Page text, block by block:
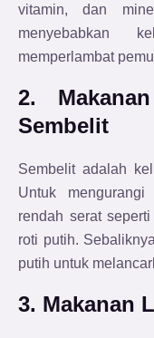
vitamin, dan
menyebabkan
memperlambat
2.
Sembelit
Sembelit adalah
Untuk
rendah serat
roti putih.
putih untuk
3. Makanan